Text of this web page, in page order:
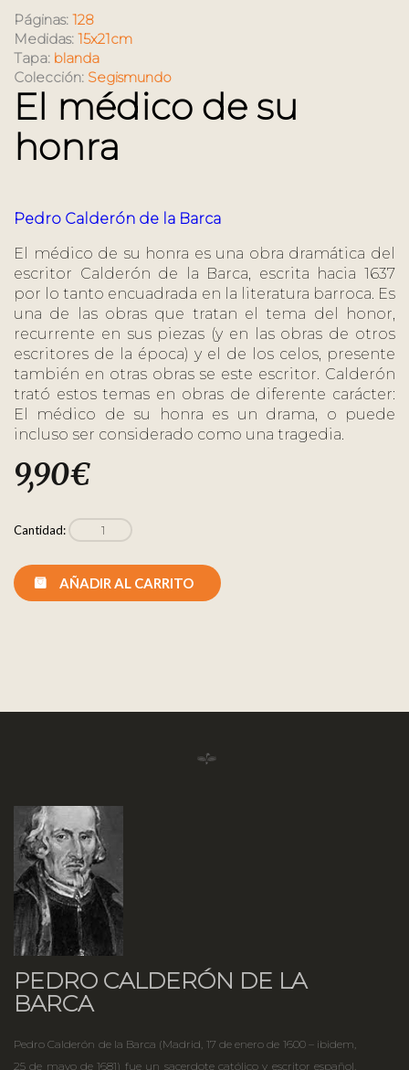
Páginas: 128
Medidas: 15x21cm
Tapa: blanda
Colección: Segismundo
El médico de su
honra
Pedro Calderón de la Barca
El médico de su honra es una obra dramática del
escritor Calderón de la Barca, escrita hacia 1637
por lo tanto encuadrada en la literatura barroca. Es
una de las obras que tratan el tema del honor,
recurrente en sus piezas (y en las obras de otros
escritores de la época) y el de los celos, presente
también en otras obras se este escritor. Calderón
trató estos temas en obras de diferente carácter:
El médico de su honra es un drama, o puede
incluso ser considerado como una tragedia.
9,90€
Cantidad:
AÑADIR AL CARRITO
PEDRO CALDERÓN DE LA
BARCA
Pedro Calderón de la Barca (Madrid, 17 de enero de 1600 – ibidem,
25 de mayo de 1681) fue un sacerdote católico y escritor español,